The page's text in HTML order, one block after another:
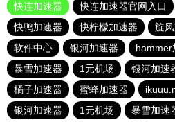
快连加速器
快连加速器官网入口
快鸭加速器
快柠檬加速器 旋
软件中心
银河加速器 hammer
暴雪加速器
1元机场 银河加速
橘子加速器
蜜蜂加速器
银河加速器
1元机场 暴雪加速